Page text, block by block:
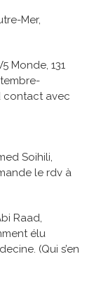
Mer,
Monde, 131
contact avec
Soihili,
le rdv à
Raad,
élu
(Qui s’en